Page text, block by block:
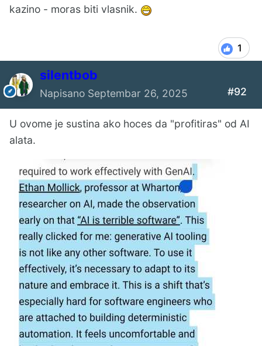
kazino - moras biti vlasnik.
1
silentbob
Napisano Septembar 26, 2025 #92
U ovome je sustina ako hoces da "profitiras" od AI
alata.